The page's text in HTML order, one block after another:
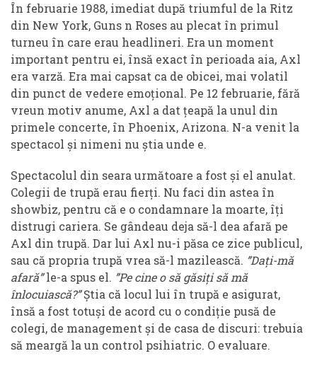
În februarie 1988, imediat după triumful de la Ritz
din New York, Guns n Roses au plecat în primul
turneu în care erau headlineri. Era un moment
important pentru ei, însă exact în perioada aia, Axl
era varză. Era mai capsat ca de obicei, mai volatil
din punct de vedere emoțional. Pe 12 februarie, fără
vreun motiv anume, Axl a dat țeapă la unul din
primele concerte, în Phoenix, Arizona. N-a venit la
spectacol și nimeni nu știa unde e.
Spectacolul din seara următoare a fost și el anulat.
Colegii de trupă erau fierți. Nu faci din astea în
showbiz, pentru că e o condamnare la moarte, îți
distrugi cariera. Se gândeau deja să-l dea afară pe
Axl din trupă. Dar lui Axl nu-i păsa ce zice publicul,
sau că propria trupă vrea să-l mazilească. ”Dați-mă
afară”le-a spus el. ”Pe cine o să găsiți să mă
înlocuiască?”Știa că locul lui în trupă e asigurat,
însă a fost totuși de acord cu o condiție pusă de
colegi, de management și de casa de discuri: trebuia
să meargă la un control psihiatric. O evaluare.